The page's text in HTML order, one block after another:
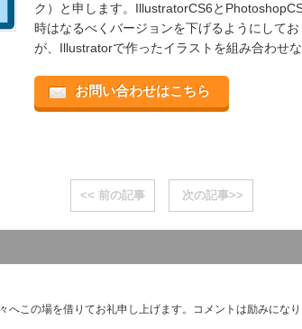
ク）と申します。IllustratorCS6と
時はなるべくバージョンを下げるようにして
が、Illustratorで作ったイラストを組み合わせ
お問い合わせはこちら
<< 前の記事 次の記事>>
へこの場を借りてお礼申し上げます。コメントは励みにな